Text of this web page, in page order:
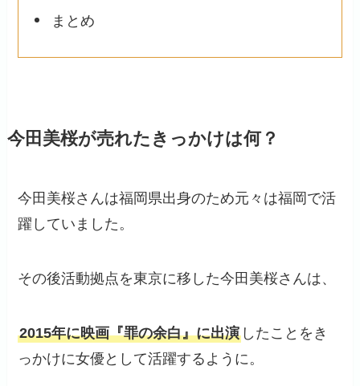
まとめ
今田美桜が売れたきっかけは何？
今田美桜さんは福岡県出身のため元々は福岡で活
躍していました。
その後活動拠点を東京に移した今田美桜さんは、
2015年に映画『罪の余白』に出演 したことをき
っかけに女優として活躍するように。